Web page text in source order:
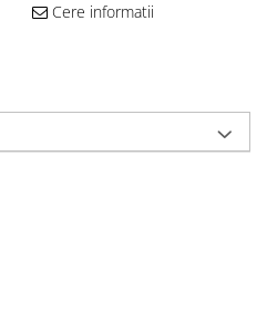
Cere informatii